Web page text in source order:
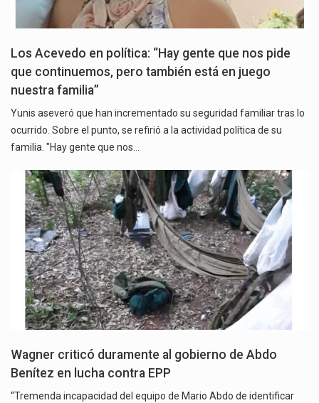
Los Acevedo en política: “Hay gente que nos pide
que continuemos, pero también está en juego
nuestra familia”
Yunis aseveró que han incrementado su seguridad familiar tras lo
ocurrido. Sobre el punto, se refirió a la actividad política de su
familia. "Hay gente que nos…
Wagner criticó duramente al gobierno de Abdo
Benítez en lucha contra EPP
“Tremenda incapacidad del equipo de Mario Abdo de identificar